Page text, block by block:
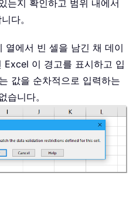
는지 확인하고 범위 내에서
다。
열에서 빈 셀을 남긴 채 데이
Excel 이 경고를 표시하고 입
값을 순차적으로 입력하는
습니다。